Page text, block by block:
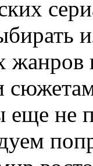
еще не